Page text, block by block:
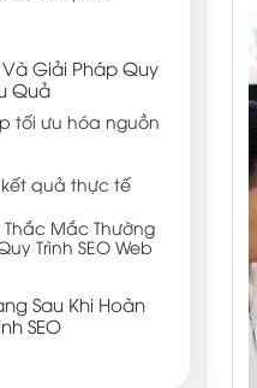
Giải Pháp Quy
Quả
tối ưu hóa nguồn
quả thực tế
Mắc Thường
Trình SEO Web
Sau Khi Hoàn
SEO